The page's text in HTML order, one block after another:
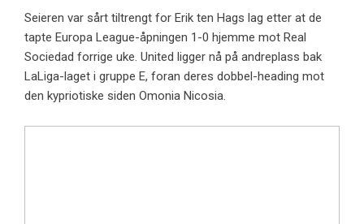
Seieren var sårt tiltrengt for Erik ten Hags lag etter at de
tapte Europa League-åpningen 1-0 hjemme mot Real
Sociedad forrige uke. United ligger nå på andreplass bak
LaLiga-laget i gruppe E, foran deres dobbel-heading mot
den kypriotiske siden Omonia Nicosia.